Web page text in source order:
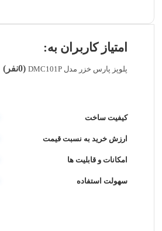
امتیاز کاربران به:
پلوپز پارس خزر مدل DMC101P (0نفر)
کیفیت ساخت
ارزش خرید به نسبت قیمت
امکانات و قابلیت ها
سهولت استفاده